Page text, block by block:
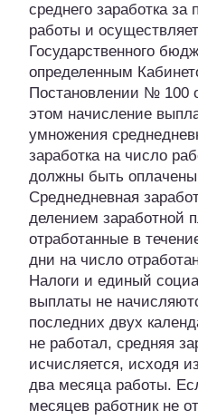
среднего заработка
работы и
Государственного
определенным
Постановлении № 100
этом начисление
умножения
заработка на число
должны быть оплачены
Среднедневная
делением заработной
отработанные в
дни на число
Налоги и единый
выплаты не
последних двух
не работал, средняя
исчисляется, исходя
два месяца работы.
месяцев работник не